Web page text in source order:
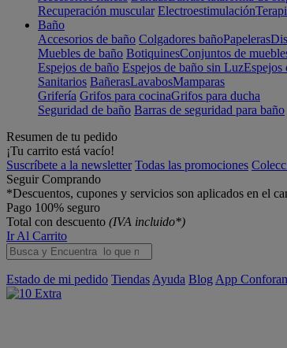
Recuperación muscular Electroestimulación
Baño
Accesorios de baño Colgadores bañoPapeleras
Muebles de baño BotiquinesConjuntos de
Espejos de baño Espejos de baño sin LuzEspejos
Sanitarios BañerasLavabosMamparas
Grifería Grifos para cocinaGrifos para ducha
Seguridad de baño Barras de seguridad para baño
Resumen de tu pedido
¡Tu carrito está vacío!
Suscríbete a la newsletter Todas las promociones
Seguir Comprando
*Descuentos, cupones y servicios son aplicados en el
Pago 100% seguro
Total con descuento (IVA incluido*)
Ir Al Carrito
Estado de mi pedido Tiendas Ayuda Blog App